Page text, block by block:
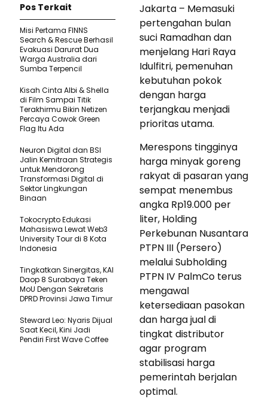
Jakarta – Memasuki
pertengahan bulan
suci Ramadhan dan
menjelang Hari Raya
Idulfitri, pemenuhan
kebutuhan pokok
dengan harga
terjangkau menjadi
prioritas utama.
Merespons tingginya
harga minyak goreng
rakyat di pasaran yang
sempat menembus
angka Rp19.000 per
liter, Holding
Perkebunan Nusantara
PTPN III (Persero)
melalui Subholding
PTPN IV PalmCo terus
mengawal
ketersediaan pasokan
dan harga jual di
tingkat distributor
agar program
stabilisasi harga
pemerintah berjalan
optimal.
Pos Terkait
Misi Pertama FINNS
Search & Rescue Berhasil
Evakuasi Darurat Dua
Warga Australia dari
Sumba Terpencil
Kisah Cinta Albi & Shella
di Film Sampai Titik
Terakhirmu Bikin Netizen
Percaya Cowok Green
Flag Itu Ada
Neuron Digital dan BSI
Jalin Kemitraan Strategis
untuk Mendorong
Transformasi Digital di
Sektor Lingkungan
Binaan
Tokocrypto Edukasi
Mahasiswa Lewat Web3
University Tour di 8 Kota
Indonesia
Tingkatkan Sinergitas, KAI
Daop 8 Surabaya Teken
MoU Dengan Sekretaris
DPRD Provinsi Jawa Timur
Steward Leo: Nyaris Dijual
Saat Kecil, Kini Jadi
Pendiri First Wave Coffee